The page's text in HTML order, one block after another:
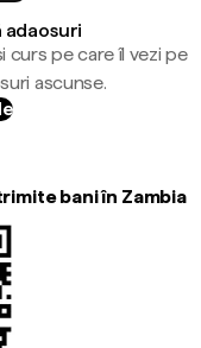
adaosuri
curs pe care îl vezi pe
ascunse.
bani în Zambia